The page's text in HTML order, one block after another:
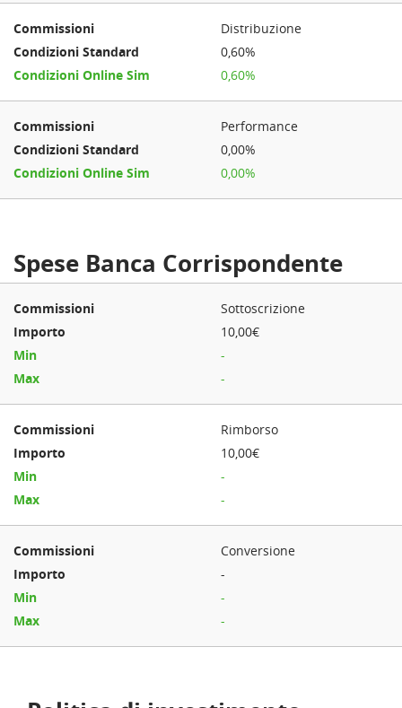
Distribuzione
0,60%
0,60%
Performance
0,00%
0,00%
Spese Banca Corrispondente
Sottoscrizione
10,00€
-
-
Rimborso
10,00€
-
-
Conversione
-
-
-